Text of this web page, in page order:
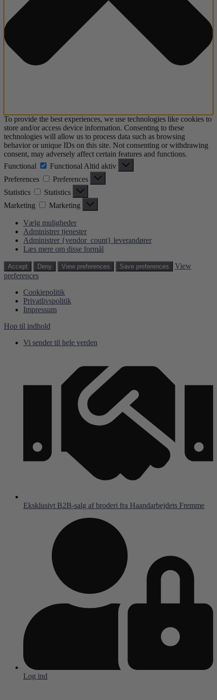
To provide the best experiences, we use technologies like cookies to
store and/or access device information. Consenting to these
technologies will allow us to process data such as browsing
behavior or unique IDs on this site. Not consenting or withdrawing
consent, may adversely affect certain features and functions.
Functional
Functional Altid aktiv
Preferences
Preferences
Statistics
Statistics
Marketing
Marketing
Vælg muligheder
Administrer tjenester
Administrer {vendor_count} leverandører
Læs mere om disse formål
Accept Deny View preferences Save preferences
View
preferences
Cookiepolitik
Privatlivspolitik
Impressum
Hop til indhold
Vi sender til hele verden
Eksklusivt B2B-salg af broderi fra Haandarbejdets Fremme
Log ind